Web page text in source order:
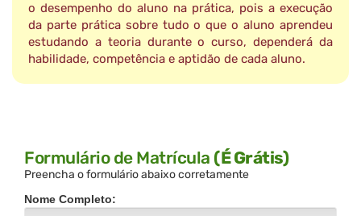
o desempenho do aluno na prática, pois a execução
da parte prática sobre tudo o que o aluno aprendeu
estudando a teoria durante o curso, dependerá da
habilidade, competência e aptidão de cada aluno.
Formulário de Matrícula (É Grátis)
Preencha o formulário abaixo corretamente
Nome Completo: